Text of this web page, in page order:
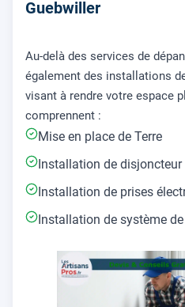
Guebwiller
Au-delà des services de
également des installations
visant à rendre votre espace
comprennent :
Mise en place de Terre
Installation de
Installation de prises
Installation de système